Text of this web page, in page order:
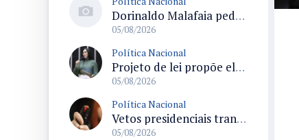
Dorinaldo Malafaia pede vacinação ativa ao Ministério da Saúde para reverter queda na cobertura vacinal no Brasil
05/08/2026
Política Nacional
Projeto de lei propõe elevar para R$ 250 mil limite de isenção do IPI para pessoas com deficiência e autismo
05/08/2026
Política Nacional
Vetos presidenciais trancam a pauta do Congresso com 87 itens pendentes e incluem trechos do Orçamento de 2026
05/08/2026